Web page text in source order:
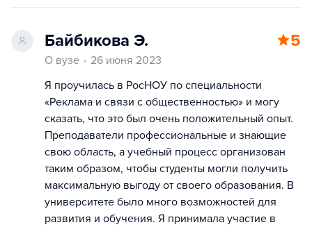
Байбикова Э. 5
О вузе
26 июня 2023
Я проучилась в РосНОУ по специальности
«Реклама и связи с общественностью» и могу
сказать, что это был очень положительный опыт.
Преподаватели профессиональные и знающие
свою область, а учебный процесс организован
таким образом, чтобы студенты могли получить
максимальную выгоду от своего образования. В
университете было много возможностей для
развития и обучения. Я принимала участие в